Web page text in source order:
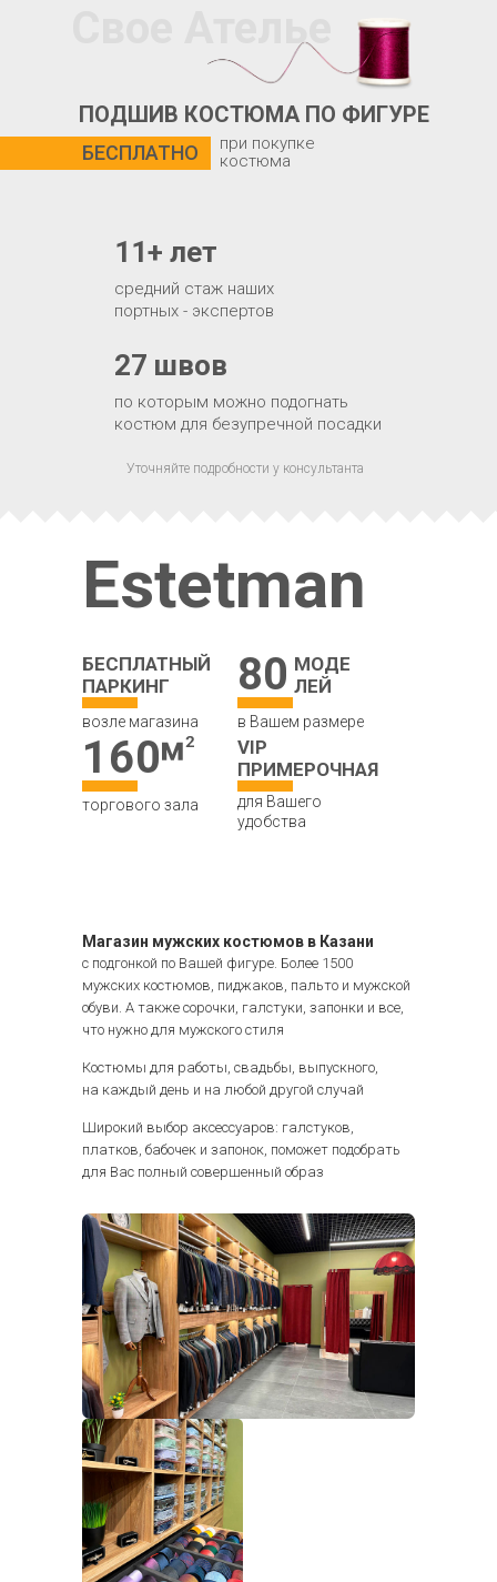
Свое Ателье
ПОДШИВ КОСТЮМА ПО ФИГУРЕ
БЕСПЛАТНО
по которым можно подогнать
костюм для безупречной посадки
27 швов
средний стаж наших
портных - экспертов
11+ лет
при покупке
костюма
Уточняйте подробности у консультанта
с подгонкой по Вашей фигуре. Более 1500
мужских костюмов, пиджаков, пальто и мужской
обуви. А также сорочки, галстуки, запонки и все,
что нужно для мужского стиля
Костюмы для работы, свадьбы, выпускного,
на каждый день и на любой другой случай
Широкий выбор аксессуаров: галстуков,
платков, бабочек и запонок, поможет подобрать
для Вас полный совершенный образ
Estetman
БЕСПЛАТНЫЙ
ПАРКИНГ
возле магазина
80 МОДЕ
ЛЕЙ
в Вашем размере
160
торгового зала
VIP
ПРИМЕРОЧНАЯ
для Вашего
удобства
Магазин мужских костюмов в Казани